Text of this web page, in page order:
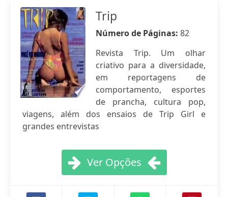
Trip
Número de Páginas: 82
Revista Trip. Um olhar
criativo para a diversidade,
em reportagens de
comportamento, esportes
de prancha, cultura pop,
viagens, além dos ensaios de Trip Girl e
grandes entrevistas
Ver Opções